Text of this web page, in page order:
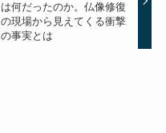
は何だったのか。仏像修復
の現場から見えてくる衝撃
の事実とは